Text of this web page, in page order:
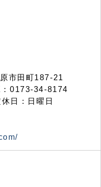
市田町187-21
0173-34-8174
日：日曜日